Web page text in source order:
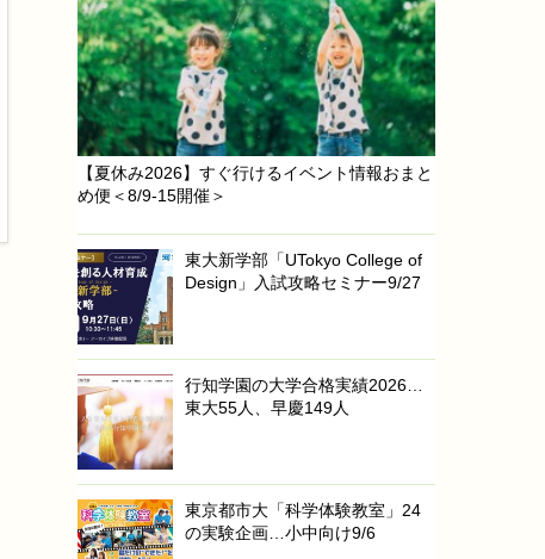
【夏休み2026】すぐ行けるイベント情報おまと
め便＜8/9-15開催＞
東大新学部「UTokyo College of
Design」入試攻略セミナー9/27
行知学園の大学合格実績2026…
東大55人、早慶149人
東京都市大「科学体験教室」24
の実験企画…小中向け9/6